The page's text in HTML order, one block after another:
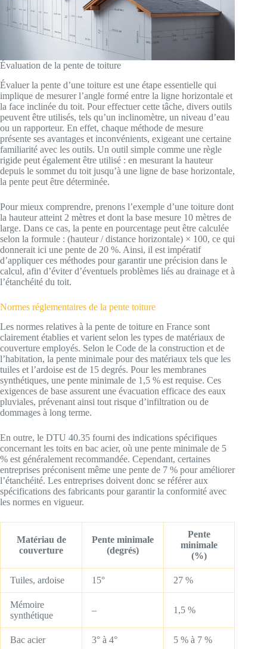
Évaluation de la pente de toiture
Évaluer la pente d’une toiture est une étape essentielle qui
implique de mesurer l’angle formé entre la ligne horizontale et
la face inclinée du toit. Pour effectuer cette tâche, divers outils
peuvent être utilisés, tels qu’un inclinomètre, un niveau d’eau
ou un rapporteur. En effet, chaque méthode de mesure
présente ses avantages et inconvénients, exigeant une certaine
familiarité avec les outils. Un outil simple comme une règle
rigide peut également être utilisé : en mesurant la hauteur
depuis le sommet du toit jusqu’à une ligne de base horizontale,
la pente peut être déterminée.
Pour mieux comprendre, prenons l’exemple d’une toiture dont
la hauteur atteint 2 mètres et dont la base mesure 10 mètres de
large. Dans ce cas, la pente en pourcentage peut être calculée
selon la formule : (hauteur / distance horizontale) × 100, ce qui
donnerait ici une pente de 20 %. Ainsi, il est impératif
d’appliquer ces méthodes pour garantir une précision dans le
calcul, afin d’éviter d’éventuels problèmes liés au drainage et à
l’étanchéité du toit.
Normes réglementaires de la pente toiture
Les normes relatives à la pente de toiture en France sont
clairement établies et varient selon les types de matériaux de
couverture employés. Selon le Code de la construction et de
l’habitation, la pente minimale pour des matériaux tels que les
tuiles et l’ardoise est de 15 degrés. Pour les membranes
synthétiques, une pente minimale de 1,5 % est requise. Ces
exigences de base assurent une évacuation efficace des eaux
pluviales, prévenant ainsi tout risque d’infiltration ou de
dommages à long terme.
En outre, le DTU 40.35 fourni des indications spécifiques
concernant les toits en bac acier, où une pente minimale de 5
% est généralement recommandée. Cependant, certaines
entreprises préconisent même une pente de 7 % pour améliorer
l’étanchéité. Les entreprises doivent donc se référer aux
spécifications des fabricants pour garantir la conformité avec
les normes en vigueur.
Matériau de
couverture
Pente minimale
(degrés)
Pente
minimale
(%)
Tuiles, ardoise 15° 27 %
Mémoire
synthétique
– 1,5 %
Bac acier 3° à 4° 5 % à 7 %